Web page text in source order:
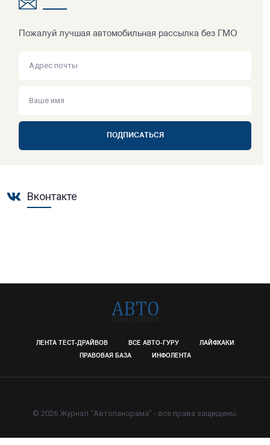
Пожалуй лучшая автомобильная рассылка без ГМО
ПОДПИСАТЬСЯ
Вконтакте
ЛЕНТА ТЕСТ-ДРАЙВОВ ВСЕ АВТО-ГУРУ
ЛАЙФХАКИ
ПРАВОВАЯ БАЗА
ИНФОЛЕНТА
© 2026 Журнал "Автопанорама" - все права защищены.